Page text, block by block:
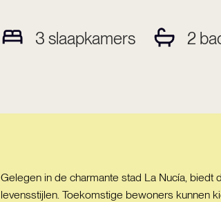
3 slaapkamers 2
Gelegen in de charmante stad La Nucía,
levensstijlen. Toekomstige bewoners kunnen